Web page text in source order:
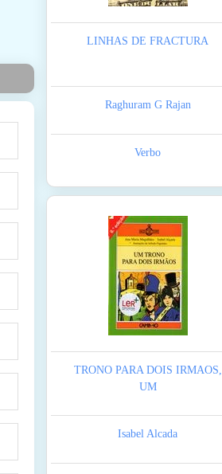
LINHAS DE FRACTURA
Raghuram G Rajan
Verbo
TRONO PARA DOIS IRMAOS,
UM
Isabel Alcada